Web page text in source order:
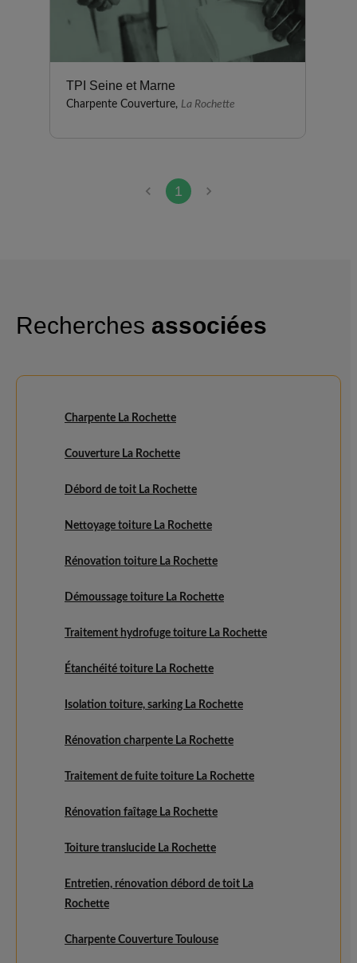
TPI Seine et Marne
Charpente Couverture, La Rochette
1
Recherches associées
Charpente La Rochette
Couverture La Rochette
Débord de toit La Rochette
Nettoyage toiture La Rochette
Rénovation toiture La Rochette
Démoussage toiture La Rochette
Traitement hydrofuge toiture La Rochette
Étanchéité toiture La Rochette
Isolation toiture, sarking La Rochette
Rénovation charpente La Rochette
Traitement de fuite toiture La Rochette
Rénovation faîtage La Rochette
Toiture translucide La Rochette
Entretien, rénovation débord de toit La
Rochette
Charpente Couverture Toulouse